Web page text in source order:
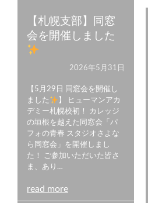
【札幌支部】同窓
会を開催しました
2026年5月31日
【5月29日 同窓会を開催し
ました
】 ヒューマンアカ
デミー札幌校初！ カレッジ
の垣根を越えた同窓会「パ
フォの青春 スタジオさよな
ら同窓会」を開催しまし
た！ ご参加いただいた皆さ
ま、あり…
read more